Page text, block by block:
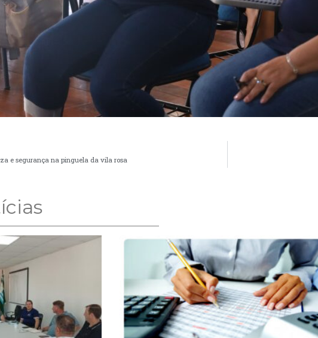
e segurança na pinguela da vila rosa